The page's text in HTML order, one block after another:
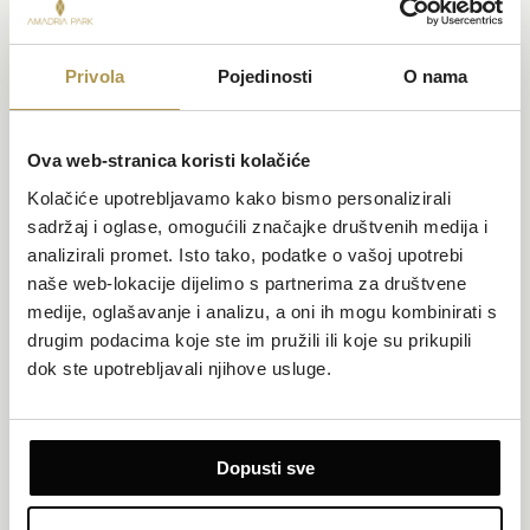
Privola Pojedinosti O nama
Ova web-stranica koristi kolačiće
Kolačiće upotrebljavamo kako bismo personalizirali
sadržaj i oglase, omogućili značajke društvenih medija i
analizirali promet. Isto tako, podatke o vašoj upotrebi
naše web-lokacije dijelimo s partnerima za društvene
medije, oglašavanje i analizu, a oni ih mogu kombinirati s
drugim podacima koje ste im pružili ili koje su prikupili
dok ste upotrebljavali njihove usluge.
Dopusti sve
Superior apartman s pogledom na more
Površina 53 m² Pogled na more
Do 4 osobe (najviše 2 odraslih) + 1 malo dijete (do 3 godine)
2 privatna balkona (3,5 m² svaki)
Do 4 osobe (najviše 2 odraslih) + 1 malo dijete (do 3 godine)
Jedinstven pogled na more i dva privatna balkona pretvaraju ovaj
elegantni obiteljski apartman s odvojenim sobama u savršeno